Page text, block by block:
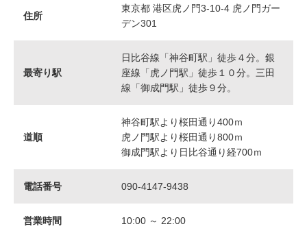
住所
東京都 港区虎ノ門3-10-4 虎ノ門ガー
デン301
最寄り駅
日比谷線「神谷町駅」徒歩４分。銀
座線「虎ノ門駅」徒歩１０分。三田
線「御成門駅」徒歩９分。
道順
神谷町駅より桜田通り400ｍ
虎ノ門駅より桜田通り800ｍ
御成門駅より日比谷通り経700ｍ
電話番号 090-4147-9438
営業時間 10:00 ～ 22:00